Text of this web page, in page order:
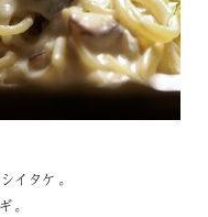
イタケ。
。